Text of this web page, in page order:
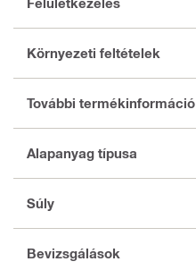
Környezeti feltételek
További termékinformáció
Alapanyag típusa
Súly
Bevizsgálások